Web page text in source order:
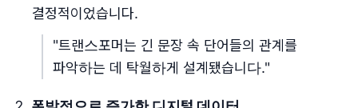
결정적이었습니다.
"트랜스포머는 긴 문장 속 단어들의 관계를
파악하는 데 탁월하게 설계됐습니다."